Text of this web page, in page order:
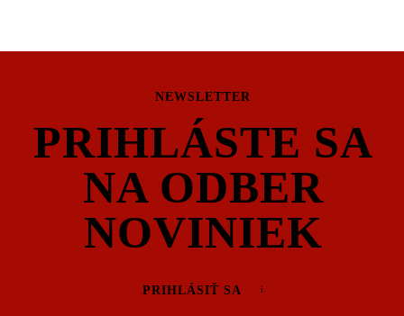
NEWSLETTER
PRIHLÁSTE SA
NA ODBER
NOVINIEK
PRIHLÁSIŤ SA